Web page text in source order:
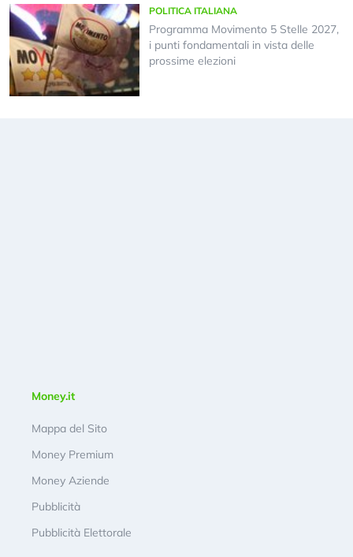
POLITICA ITALIANA
Programma Movimento 5 Stelle 2027,
i punti fondamentali in vista delle
prossime elezioni
Money.it
Mappa del Sito
Money Premium
Money Aziende
Pubblicità
Pubblicità Elettorale